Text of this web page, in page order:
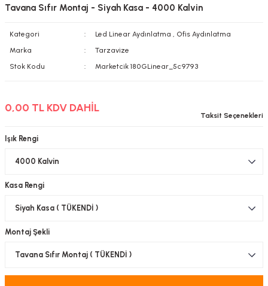
Aydınlatma
Tavana Sıfır Montaj - Siyah Kasa - 4000 Kalvin
Kategori Led Linear Aydınlatma , Ofis Aydınlatma
Marka
Tarzavize
Stok Kodu
Marketcik 180GLinear_5c9793
0,00 TL KDV DAHİL
Taksit Seçenekleri
Işık Rengi
Kasa Rengi
Montaj Şekli